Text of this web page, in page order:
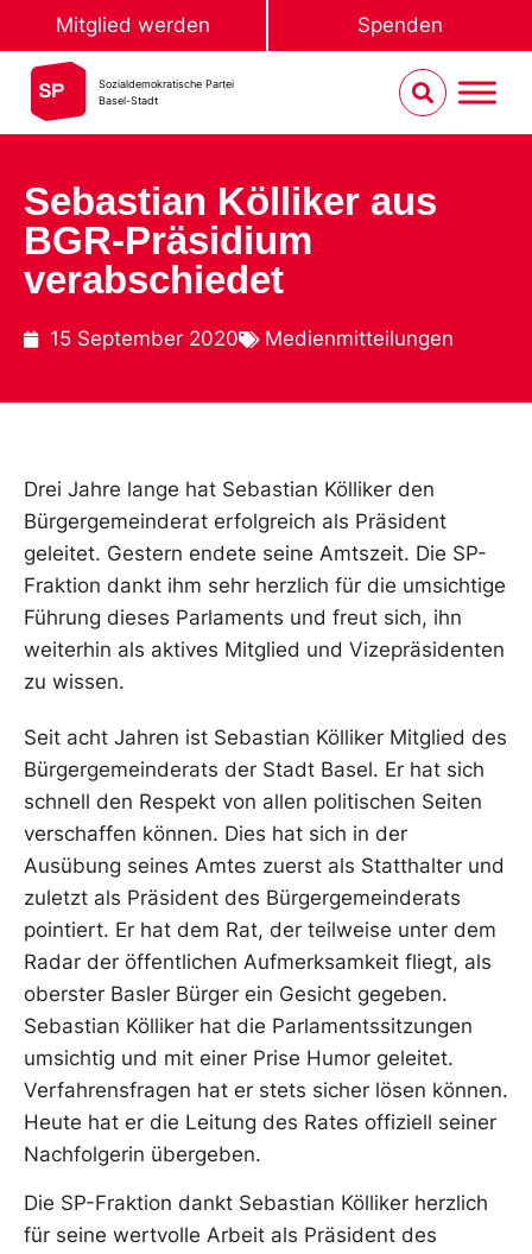
Mitglied werden Spenden
Sozialdemokratische Partei
Basel-Stadt
Sebastian Kölliker aus
BGR-Präsidium
verabschiedet
15 September 2020 Medienmitteilungen
Drei Jahre lange hat Sebastian Kölliker den
Bürgergemeinderat erfolgreich als Präsident
geleitet. Gestern endete seine Amtszeit. Die SP-
Fraktion dankt ihm sehr herzlich für die umsichtige
Führung dieses Parlaments und freut sich, ihn
weiterhin als aktives Mitglied und Vizepräsidenten
zu wissen.
Seit acht Jahren ist Sebastian Kölliker Mitglied des
Bürgergemeinderats der Stadt Basel. Er hat sich
schnell den Respekt von allen politischen Seiten
verschaffen können. Dies hat sich in der
Ausübung seines Amtes zuerst als Statthalter und
zuletzt als Präsident des Bürgergemeinderats
pointiert. Er hat dem Rat, der teilweise unter dem
Radar der öffentlichen Aufmerksamkeit fliegt, als
oberster Basler Bürger ein Gesicht gegeben.
Sebastian Kölliker hat die Parlamentssitzungen
umsichtig und mit einer Prise Humor geleitet.
Verfahrensfragen hat er stets sicher lösen können.
Heute hat er die Leitung des Rates offiziell seiner
Nachfolgerin übergeben.
Die SP-Fraktion dankt Sebastian Kölliker herzlich
für seine wertvolle Arbeit als Präsident des